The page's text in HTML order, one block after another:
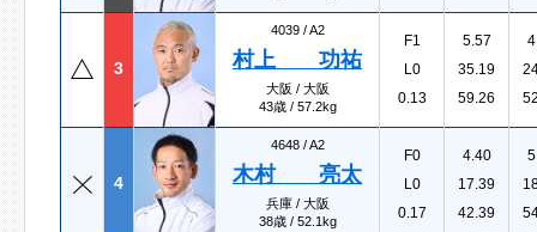
3
4039 /A2
村上 功祐
大阪 / 大阪
43歳 / 57.2kg
F1
L0
0.13
5.57
35.19
59.26
4
4648 /A2
木村 亮太
兵庫 / 大阪
38歳 / 52.1kg
F0
L0
0.17
4.40
17.39
42.39